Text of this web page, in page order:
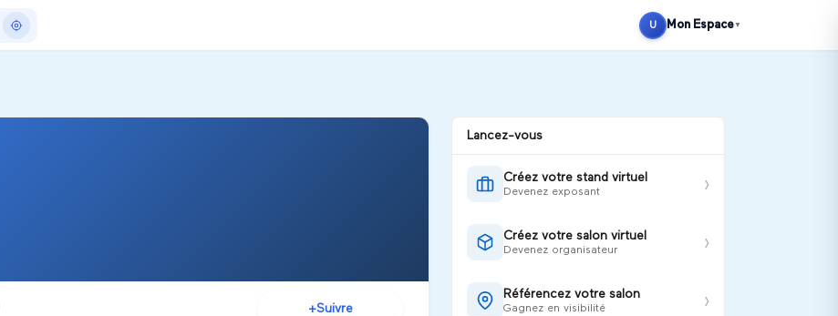
S'inscrire
U Mon Espace ▼
+Suivre
Lancez-vous
Créez votre stand virtuel
Devenez exposant ›
Créez votre salon virtuel
Devenez organisateur ›
Référencez votre salon
Gagnez en visibilité ›